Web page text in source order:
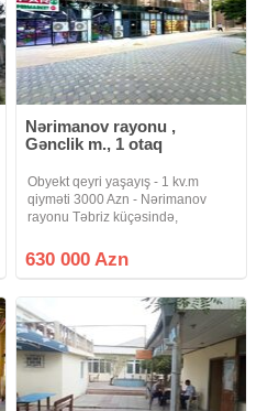
Nərimanov rayonu ,
Gənclik m., 1 otaq
Obyekt qeyri yaşayış - 1 kv.m
qiyməti 3000 Azn - Nərimanov
rayonu Təbriz küçəsində,
binasında 2-ci mərtəbədə yerləşir.
Girişi ayrıcadır. Sahəsi 209 kv.m,
630 000 Azn